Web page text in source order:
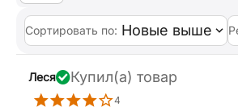
Сортировать по: Новые выше
Леся Купил(а) товар
4